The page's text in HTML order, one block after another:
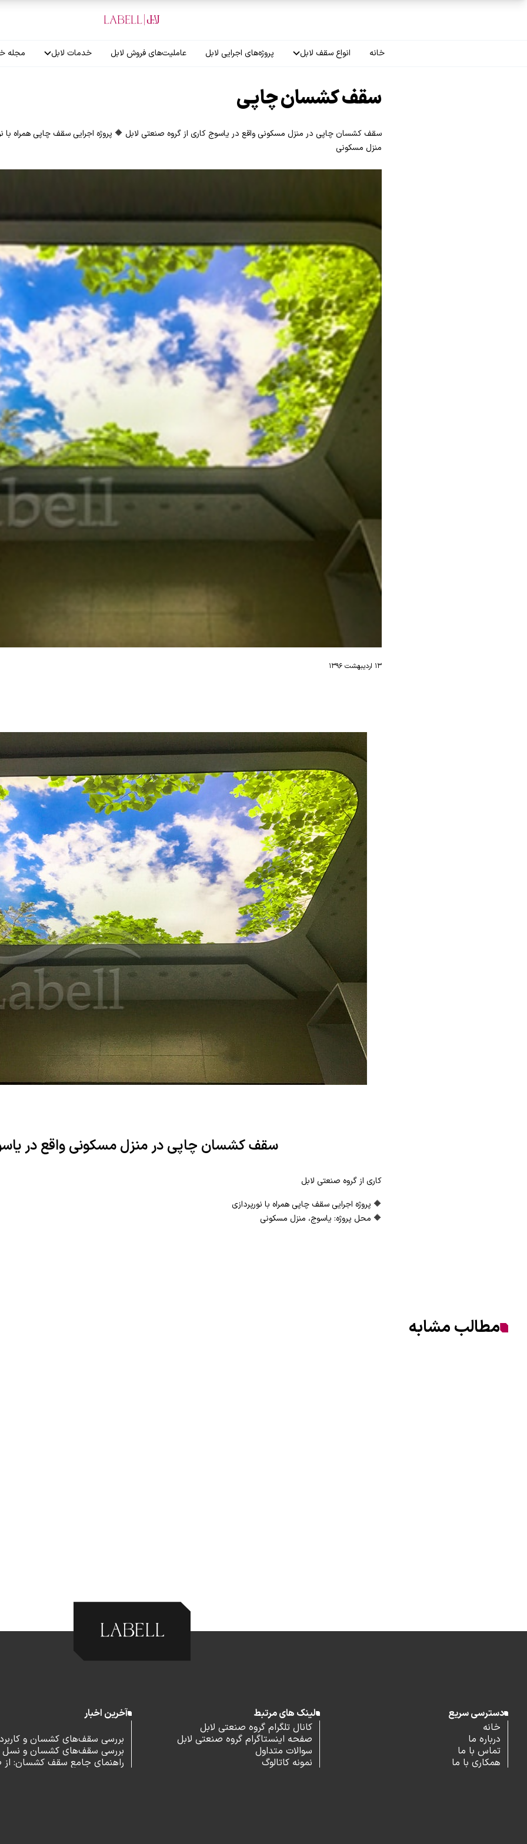
خانه انواع سقف لابل
سقف گلکسی
سقف ترنسپرنت
پروژه‌های اجرایی لابل عاملیت‌های فروش لابل خدمات لابل مجله
سقف کشسان چاپی
سقف کشسان چاپی در منزل مسکونی واقع در یاسوج کاری از گروه صنعتی لابل 🔶 پروژه اجرایی سقف چاپی همراه با
منزل مسکونی
۱۳ اردیبهشت ۱۳۹۶
سقف کشسان چاپی در منزل مسکونی واقع در
کاری از گروه صنعتی لابل
🔶 پروژه اجرایی سقف چاپی همراه با نورپردازی
🔶 محل پروژه: یاسوج، منزل مسکونی
مطالب مشابه
دسترسی سریع
خانه
درباره ما
تماس با ما
همکاری با ما
لینک های مرتبط
کانال تلگرام گروه صنعتی لابل
صفحه اینستاگرام گروه صنعتی لابل
سوالات متداول
نمونه کاتالوگ
آخرین اخبار
بررسی سقف‌های کشسان و کاربرد
اداری
بررسی سقف‌های کشسان و نسل
راهنمای جامع سقف کشسان: